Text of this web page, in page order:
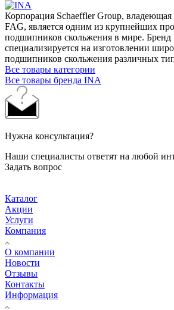
Корпорация Schaeffler Group,
FAG, является одним из крупнейших
подшипников скольжения в мире. Бренд
специализируется на изготовлении
подшипников скольжения различных
Все товары категории
Все товары бренда INA
Нужна консультация?
Наши специалисты ответят на любой
Задать вопрос
Каталог
Акции
Услуги
Компания
О компании
Новости
Отзывы
Контакты
Информация